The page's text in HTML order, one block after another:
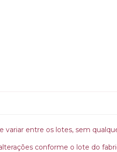
entre os lotes, sem
conforme o lote do